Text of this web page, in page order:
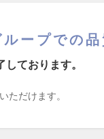
ープでの品
ております。
ただけます。